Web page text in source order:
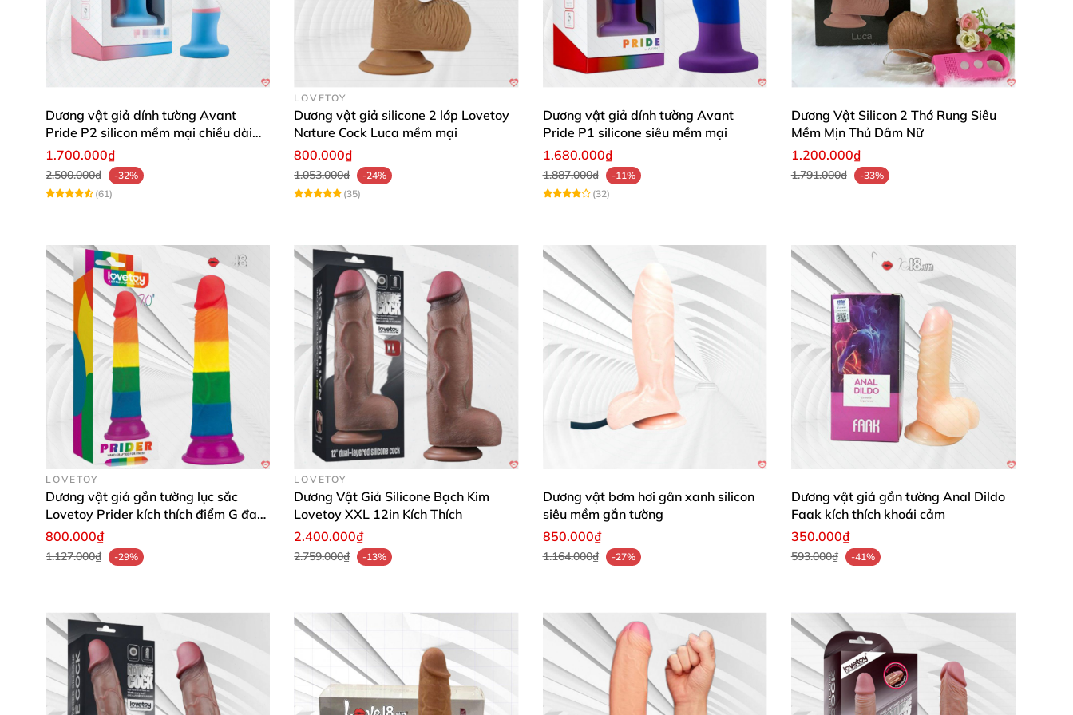
Dương vật giả dính tường Avant
Pride P2 silicon mềm mại chiều dài
15cm
1.700.000₫
2.500.000₫
-32%
(61)
LOVETOY
Dương vật giả silicone 2 lớp Lovetoy
Nature Cock Luca mềm mại
800.000₫
1.053.000₫
-24%
(35)
Dương vật giả dính tường Avant
Pride P1 silicone siêu mềm mại
1.680.000₫
1.887.000₫
-11%
(32)
Dương Vật Silicon 2 Thớ Rung Siêu
Mềm Mịn Thủ Dâm Nữ
1.200.000₫
1.791.000₫ -33%
LOVETOY
Dương vật giả gắn tường lục sắc
Lovetoy Prider kích thích điểm G đa
năng
800.000₫
1.127.000₫ -29%
LOVETOY
Dương Vật Giả Silicone Bạch Kim
Lovetoy XXL 12in Kích Thích
2.400.000₫
2.759.000₫ -13%
Dương vật bơm hơi gân xanh silicon
siêu mềm gắn tường
850.000₫
1.164.000₫ -27%
Dương vật giả gắn tường Anal Dildo
Faak kích thích khoái cảm
350.000₫
593.000₫ -41%